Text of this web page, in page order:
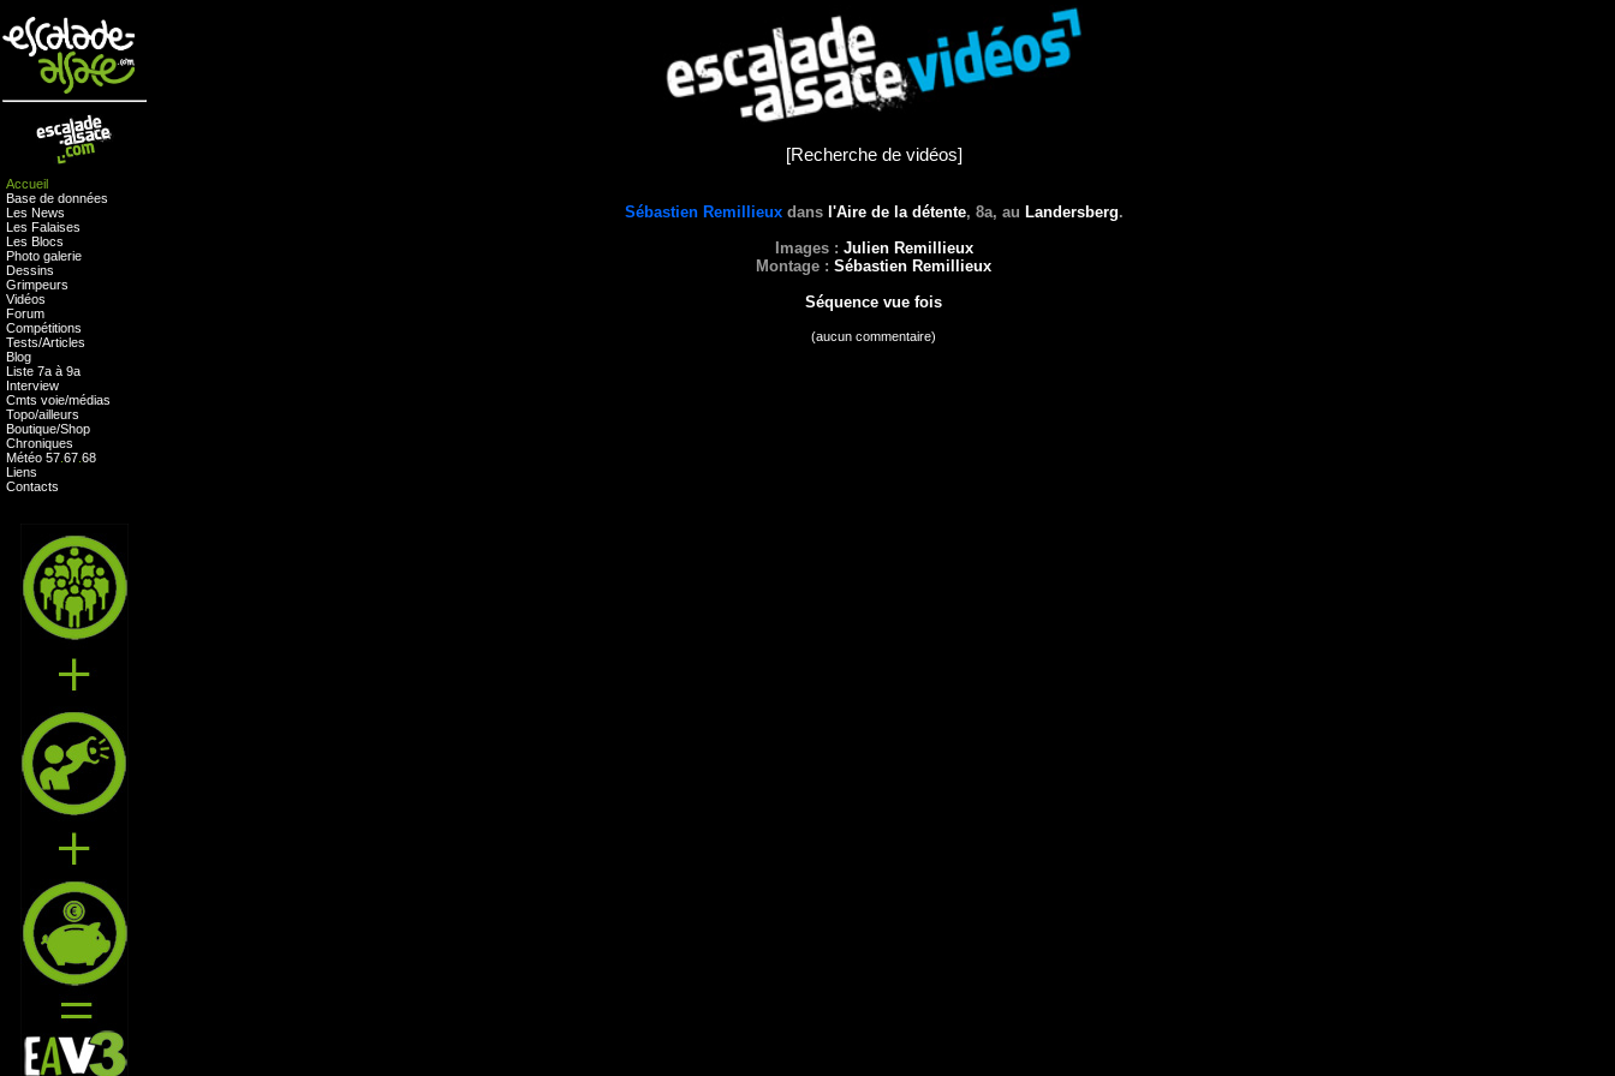
Accueil
Base de données
Les News
Les Falaises
Les Blocs
Photo galerie
Dessins
Grimpeurs
Vidéos
Forum
Compétitions
Tests/Articles
Blog
Liste 7a à 9a
Interview
Cmts voie/médias
Topo/ailleurs
Boutique/Shop
Chroniques
Météo 57 67 68
Liens
Contacts
[Recherche de vidéos]
Sébastien Remillieuxdans l'Aire de la détente, 8a, au Landersberg.
Images : Julien Remillieux
Montage : Sébastien Remillieux
Séquence vue fois
(aucun commentaire)